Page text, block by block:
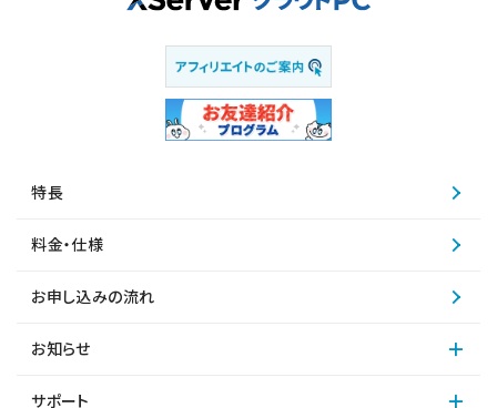
特長
料金・仕様
お申し込みの流れ
お知らせ
サポート